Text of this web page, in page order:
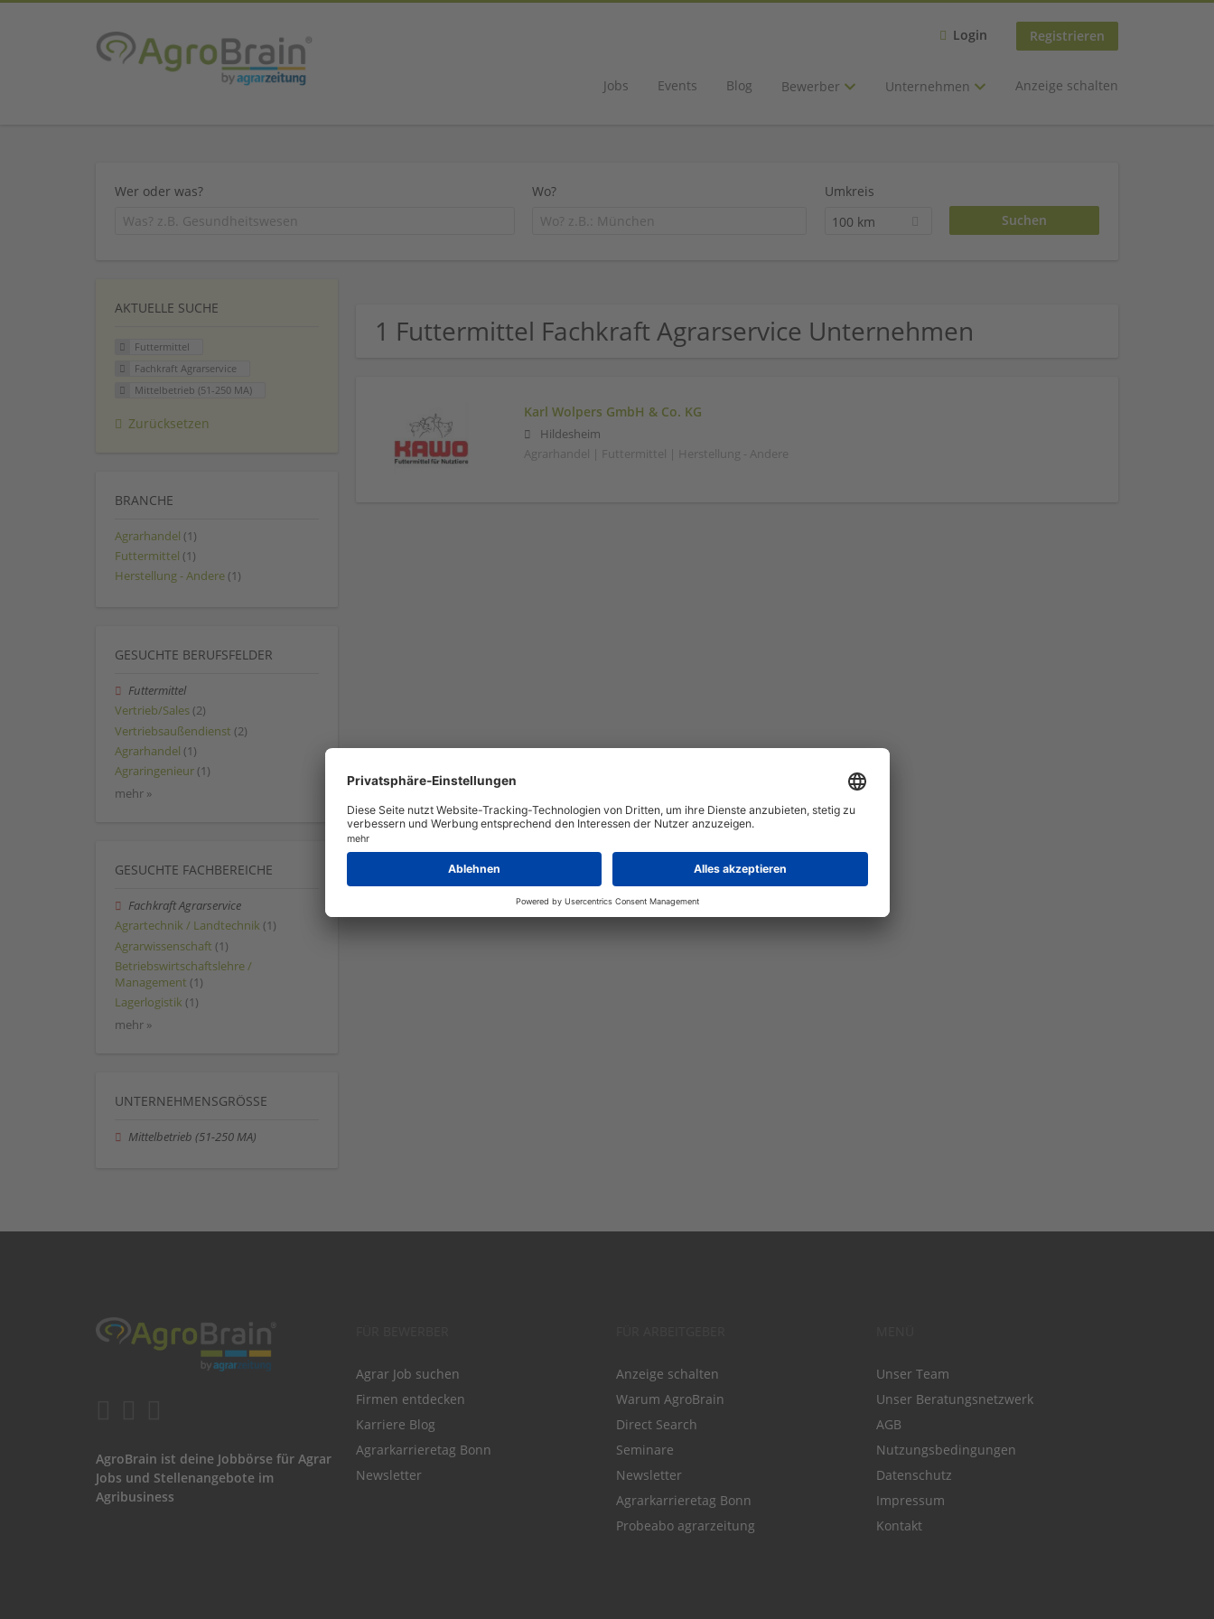
Login Registrieren
Jobs Events Blog Bewerber Unternehmen Anzeige schalten
Wer oder was? Wo?
Umkreis
100 km
1 Futtermittel Fachkraft Agrarservice Unternehmen
Karl Wolpers GmbH & Co. KG
Hildesheim
Agrarhandel | Futtermittel | Herstellung - Andere
AKTUELLE SUCHE
Futtermittel
Fachkraft Agrarservice
Mittelbetrieb (51-250 MA)
Zurücksetzen
BRANCHE
Agrarhandel (1)
Futtermittel (1)
Herstellung - Andere (1)
GESUCHTE BERUFSFELDER
Futtermittel
Vertrieb/Sales (2)
Vertriebsaußendienst (2)
Agrarhandel (1)
Agraringenieur (1)
mehr »
GESUCHTE FACHBEREICHE
Fachkraft Agrarservice
Agrartechnik / Landtechnik (1)
Agrarwissenschaft (1)
Betriebswirtschaftslehre /
Management (1)
Lagerlogistik (1)
mehr »
UNTERNEHMENSGRÖSSE
Mittelbetrieb (51-250 MA)
AgroBrain ist deine Jobbörse für Agrar
Jobs und Stellenangebote im
Agribusiness
Agrar Job suchen
Firmen entdecken
Karriere Blog
Agrarkarrieretag Bonn
Newsletter
Anzeige schalten
Warum AgroBrain
Direct Search
Seminare
Newsletter
Agrarkarrieretag Bonn
Probeabo agrarzeitung
Unser Team
Unser Beratungsnetzwerk
AGB
Nutzungsbedingungen
Datenschutz
Impressum
Kontakt